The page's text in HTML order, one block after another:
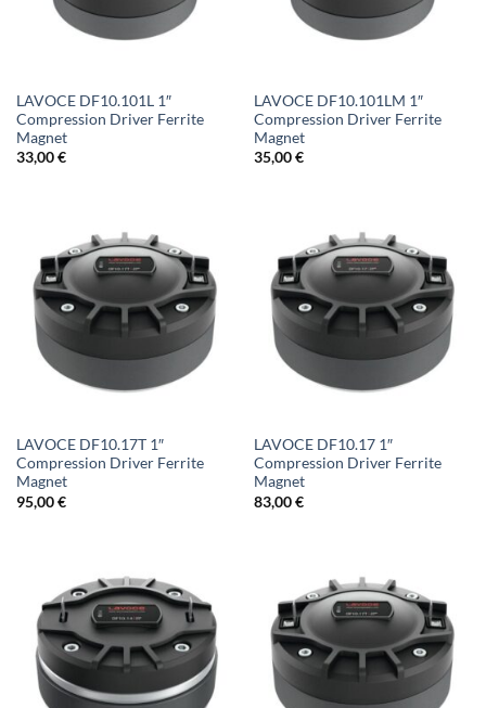
LAVOCE DF10.101L 1″
Compression Driver Ferrite
Magnet
33,00€
LAVOCE DF10.101LM 1″
Compression Driver Ferrite
Magnet
35,00€
LAVOCE DF10.17T 1″
Compression Driver Ferrite
Magnet
95,00€
LAVOCE DF10.17 1″
Compression Driver Ferrite
Magnet
83,00€